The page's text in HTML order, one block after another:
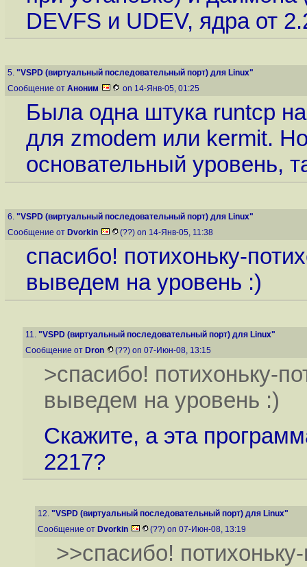
DEVFS и UDEV, ядра от
5. "VSPD (виртуальный последовательный порт) для Linux"
Сообщение от Аноним on 14-Янв-05, 01:25
Была одна штука runtcp
для zmodem или kermit.
основательный уровень,
6. "VSPD (виртуальный последовательный порт) для Linux"
Сообщение от Dvorkin (??) on 14-Янв-05, 11:38
спасибо! потихоньку-
выведем на уровень :)
11. "VSPD (виртуальный последовательный порт) для Linux"
Сообщение от Dron (??) on 07-Июн-08, 13:15
>спасибо! потихоньку-
выведем на уровень :)
Скажите, а эта
2217?
12. "VSPD (виртуальный последовательный порт) для Linux"
Сообщение от Dvorkin (??) on 07-Июн-08, 13:19
>>спасибо!